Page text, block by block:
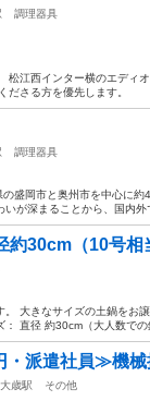
調理器具
松江西インター横のエディ
ださる方を優先します。
調理器具
盛岡市と奥州市を中心に
が深まることから、国内外
約30cm（10号
。 大きなサイズの土鍋をお
直径 約30cm（大人数での
派遣社員≫機械
大歳駅 その他